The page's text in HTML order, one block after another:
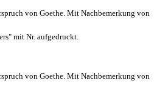
von Goethe. Mit Nachbemerkung von
mit Nr. aufgedruckt.
von Goethe. Mit Nachbemerkung von